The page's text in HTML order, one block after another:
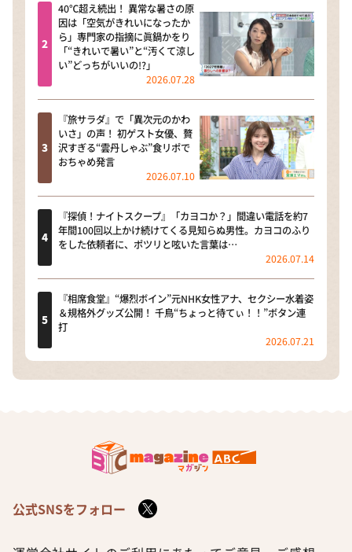
40℃超え続出！ 異常な暑さの原
因は「空気がきれいになったか
ら」専門家の指摘に眞鍋かをり
「“きれいで暑い”と“汚くて涼し
い”どっちがいいの!?」
2026.07.28
『旅サラダ』で「異次元のかわ
いさ」の声！ 初ゲスト女優、贅
沢すぎる“雲丹しゃぶ”食リポで
おちゃめ発言
2026.07.10
『探偵！ナイトスクープ』「カヨコか？」間違い電話を約7
年間100回以上かけ続けてくる見知らぬ男性。カヨコのふり
をした依頼者に、ポツリと呟いた言葉は…
2026.07.14
『相席食堂』“爆烈ボイン”元NHK女性アナ、セクシー水着姿
＆規格外グッズ公開！ 千鳥“ちょっと待てぃ！！”ボタン連
打
2026.07.21
公式SNSをフォロー